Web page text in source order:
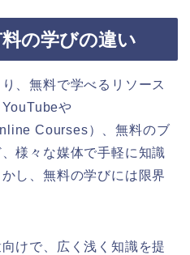
の学びの違い
、無料で学べるリソース
や
Courses）、無料のブ
様々な媒体で手軽に知識
し、無料の学びには限界
けで、広く浅く知識を提